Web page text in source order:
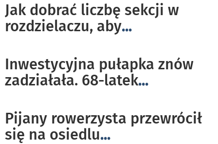
Jak dobrać liczbę sekcji w
rozdzielaczu, aby...
Inwestycyjna pułapka znów
zadziałała. 68-latek...
Pijany rowerzysta przewrócił
się na osiedlu...